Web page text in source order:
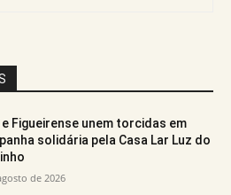
e Figueirense unem torcidas em
solidária pela Casa Lar Luz do
de 2026